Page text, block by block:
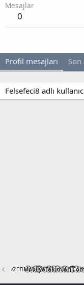
Mesajlar
0
Profil mesajları
Felsefeci8 adlı